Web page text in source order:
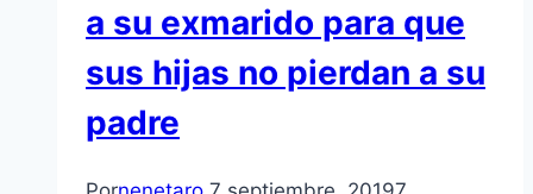
a su exmarido para que
sus hijas no pierdan a su
padre